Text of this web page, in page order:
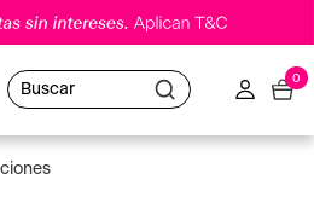
Buscar
0